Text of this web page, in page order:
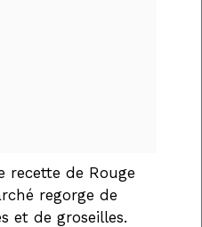
recette de Rouge
regorge de
et de groseilles.